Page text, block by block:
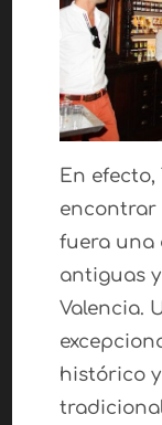
En
encontrar
fuera una
antiguas
Valencia.
histórico